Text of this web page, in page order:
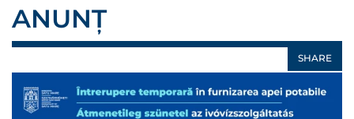
ANUNȚ
SHARE